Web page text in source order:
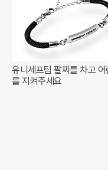
유니세프팀 팔찌를 차고 어
를 지켜주세요